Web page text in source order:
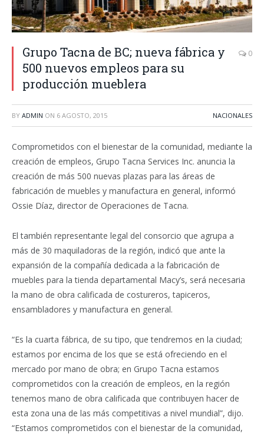
Grupo Tacna de BC; nueva fábrica y
500 nuevos empleos para su
producción mueblera
0
BY ADMIN ON 6 AGOSTO, 2015 NACIONALES
Comprometidos con el bienestar de la comunidad, mediante la
creación de empleos, Grupo Tacna Services Inc. anuncia la
creación de más 500 nuevas plazas para las áreas de
fabricación de muebles y manufactura en general, informó
Ossie Díaz, director de Operaciones de Tacna.
El también representante legal del consorcio que agrupa a
más de 30 maquiladoras de la región, indicó que ante la
expansión de la compañía dedicada a la fabricación de
muebles para la tienda departamental Macy’s, será necesaria
la mano de obra calificada de costureros, tapiceros,
ensambladores y manufactura en general.
“Es la cuarta fábrica, de su tipo, que tendremos en la ciudad;
estamos por encima de los que se está ofreciendo en el
mercado por mano de obra; en Grupo Tacna estamos
comprometidos con la creación de empleos, en la región
tenemos mano de obra calificada que contribuyen hacer de
esta zona una de las más competitivas a nivel mundial”, dijo.
“Estamos comprometidos con el bienestar de la comunidad,